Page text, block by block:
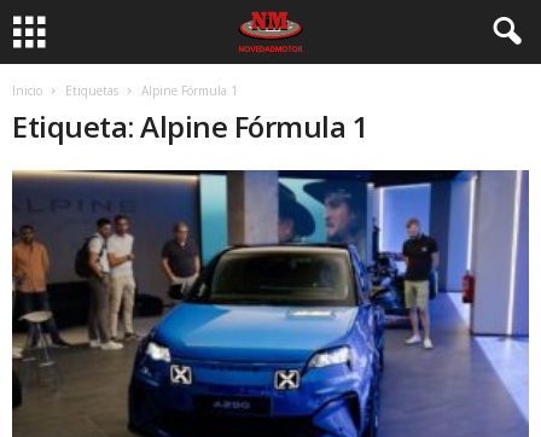
Inicio Etiquetas Alpine Fórmula 1
Etiqueta: Alpine Fórmula 1